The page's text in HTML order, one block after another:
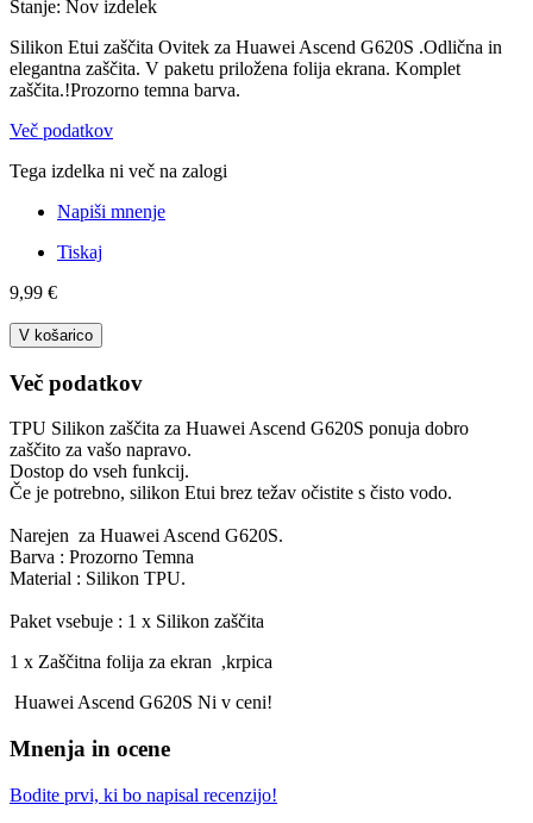
Stanje: Nov izdelek
Silikon Etui zaščita Ovitek za Huawei Ascend G620S .Odlična in
elegantna zaščita. V paketu priložena folija ekrana. Komplet
zaščita.!Prozorno temna barva.
Več podatkov
Tega izdelka ni več na zalogi
Napiši mnenje
Tiskaj
9,99 €
V košarico
Več podatkov
TPU Silikon zaščita za Huawei Ascend G620S ponuja dobro
zaščito za vašo napravo.
Dostop do vseh funkcij.
Če je potrebno, silikon Etui brez težav očistite s čisto vodo.
Narejen za Huawei Ascend G620S.
Barva : Prozorno Temna
Material : Silikon TPU.
Paket vsebuje : 1 x Silikon zaščita
1 x Zaščitna folija za ekran ,krpica
Huawei Ascend G620S Ni v ceni!
Mnenja in ocene
Bodite prvi, ki bo napisal recenzijo!